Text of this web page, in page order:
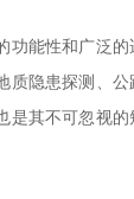
性和广泛的
隐患探测、
其不可忽视的